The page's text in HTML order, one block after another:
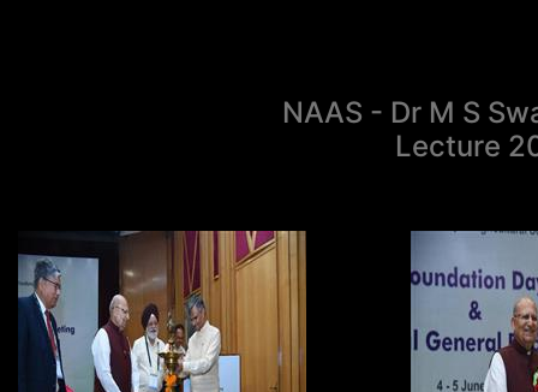
NAAS - Dr M S
Lecture